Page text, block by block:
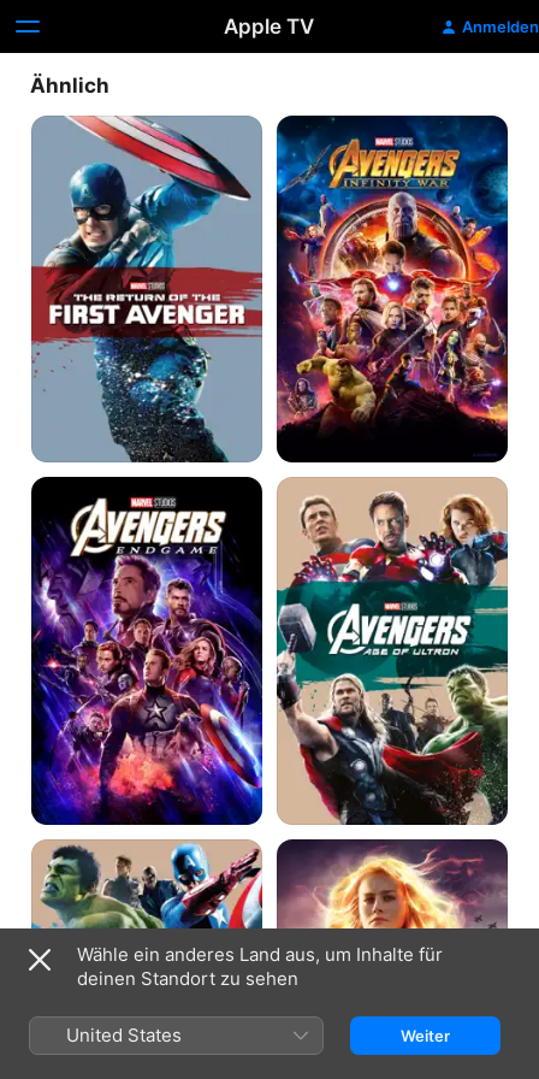
Apple TV Anmelden
Ähnlich
The
Avenger
Avengers:
Infinity
War
Avengers:
Endgame
Avengers:
Age
Ultron
Marvel’s
The
Avengers
Captain
Marvel
Wähle ein anderes Land aus, um Inhalte für
deinen Standort zu sehen
United States Weiter